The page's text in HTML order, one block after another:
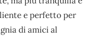
e perfetto per
di amici al